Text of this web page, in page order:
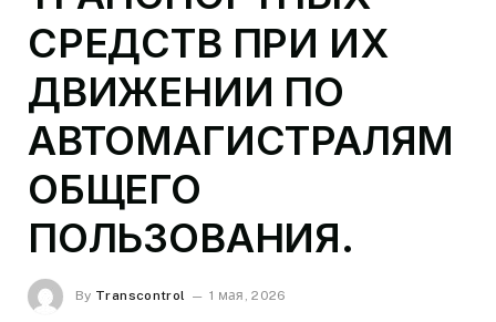
СРЕДСТВ ПРИ ИХ
ДВИЖЕНИИ ПО
АВТОМАГИСТРАЛЯМ
ОБЩЕГО
ПОЛЬЗОВАНИЯ.
By Transcontrol 1 мая, 2026